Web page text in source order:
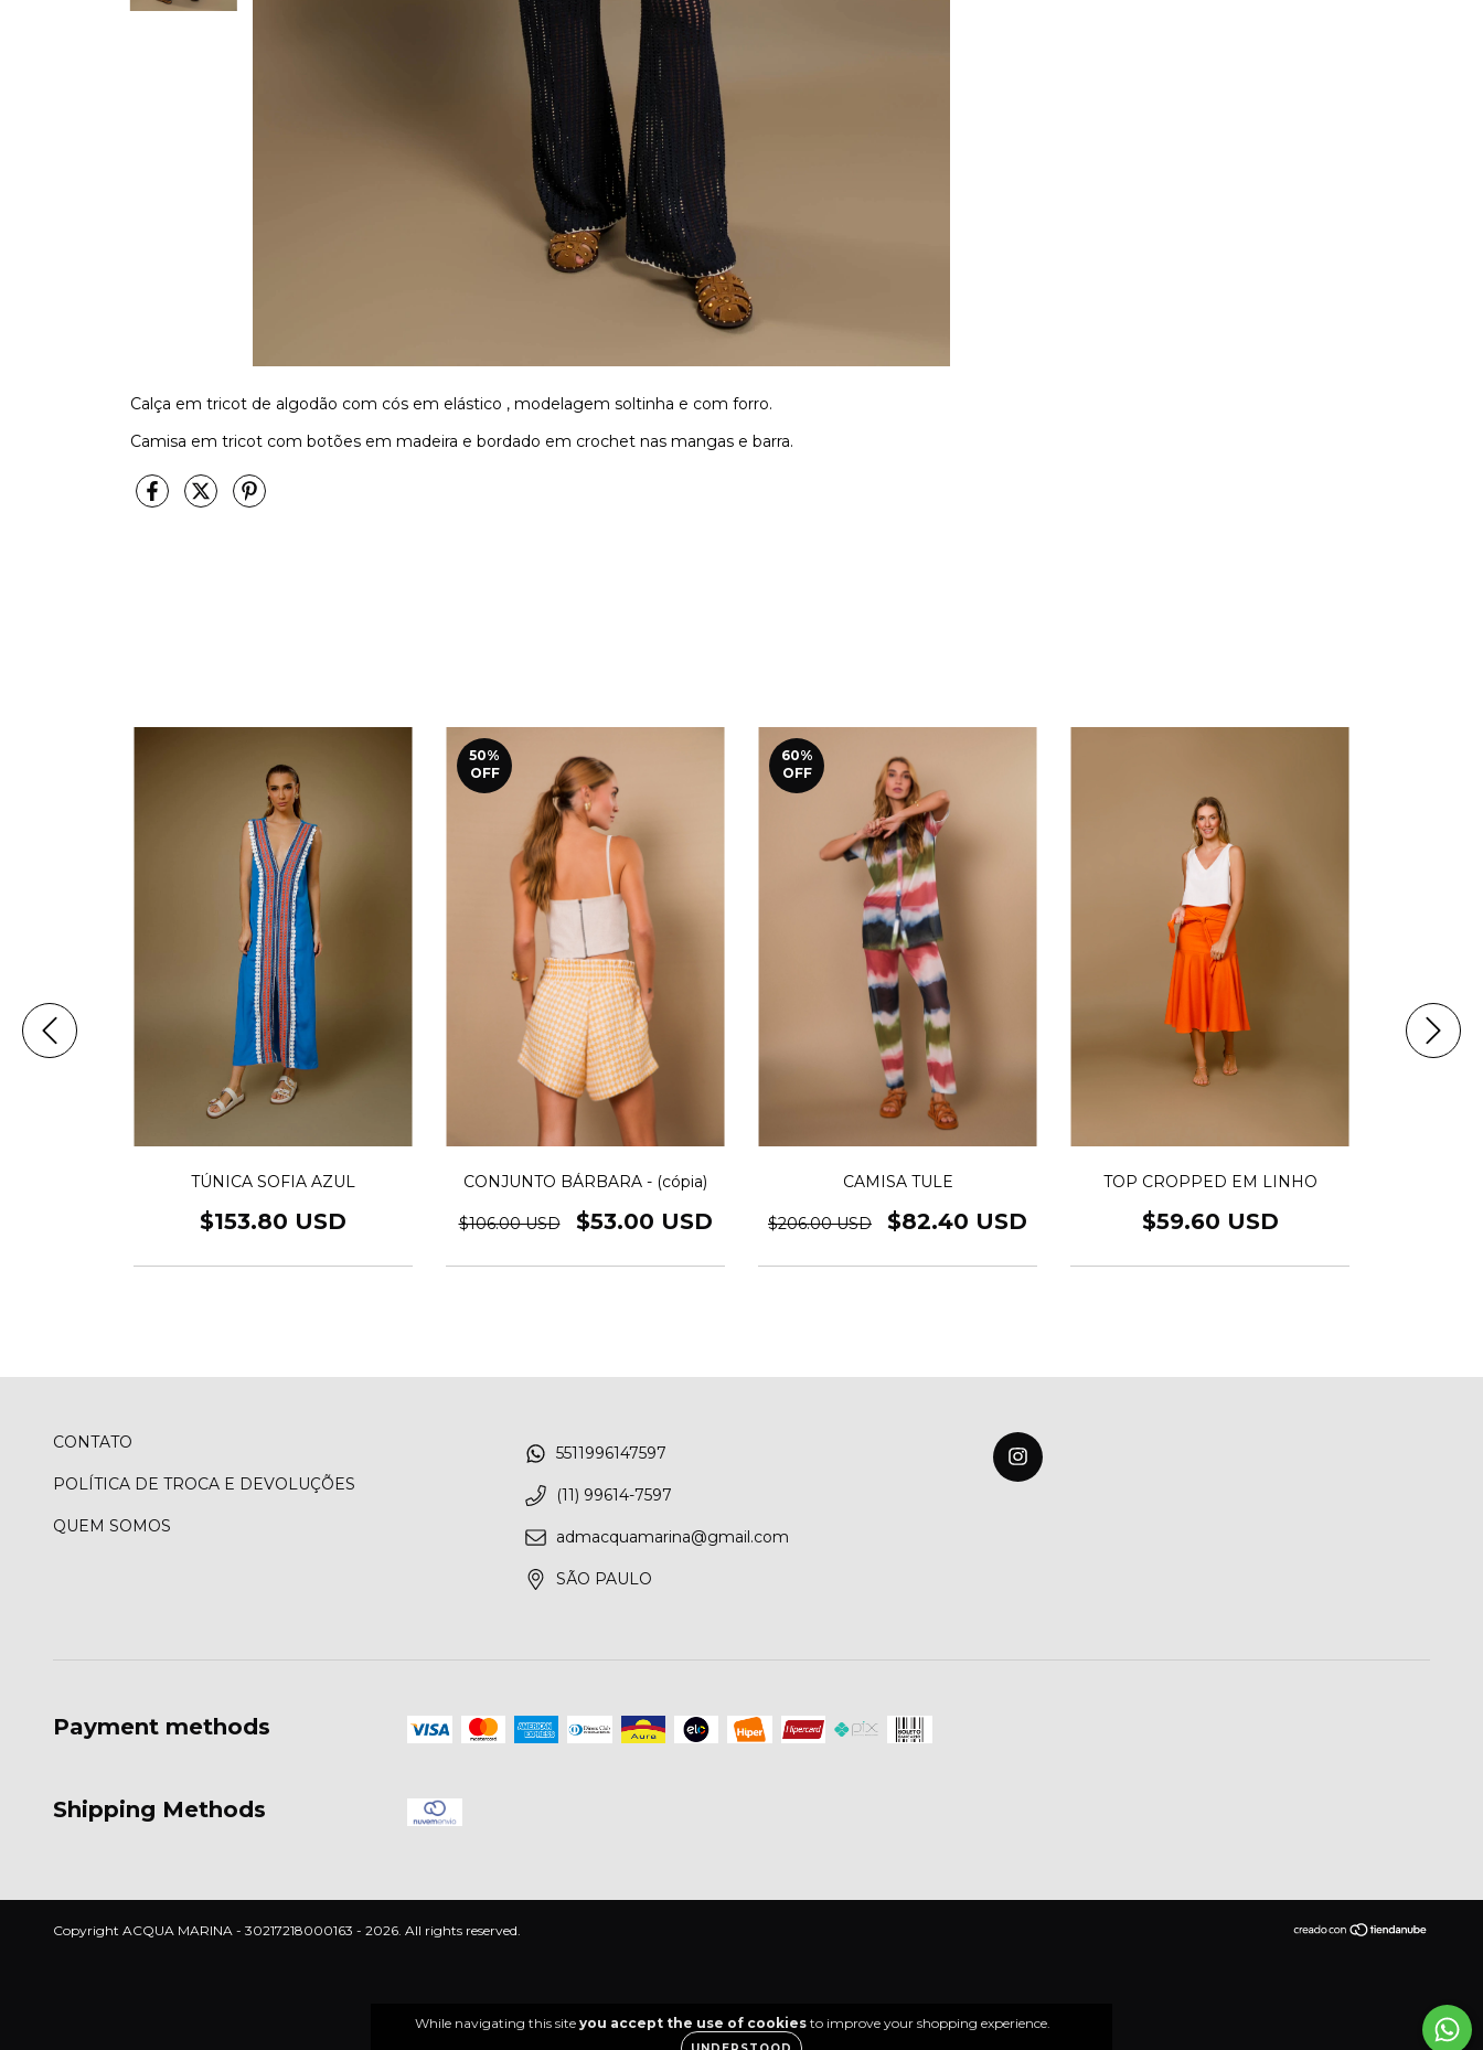
While navigating this site you accept the use of cookies to improve your shopping experience.
Calça em tricot de algodão com cós em elástico , modelagem soltinha e com forro.
Camisa em tricot com botões em madeira e bordado em crochet nas mangas e barra.
TÚNICA SOFIA AZUL
$153.80 USD
50%
OFF
CONJUNTO BÁRBARA - (cópia)
$106.00 USD $53.00 USD
60%
OFF
CAMISA TULE
$206.00 USD $82.40 USD
TOP CROPPED EM LINHO
$59.60 USD
CONTATO
POLÍTICA DE TROCA E DEVOLUÇÕES
QUEM SOMOS
5511996147597
(11) 99614-7597
admacquamarina@gmail.com
SÃO PAULO
Payment methods
Shipping Methods
Copyright ACQUA MARINA - 30217218000163 - 2026. All rights reserved.